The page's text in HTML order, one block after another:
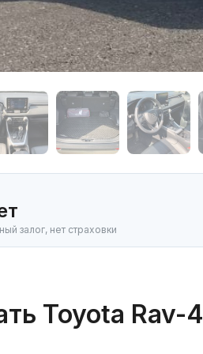
залог, нет страховки
Toyota Rav-4